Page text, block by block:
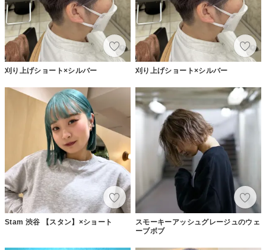
刈り上げショート×シルバー 刈り上げショート×シルバー
Stam 渋谷 【スタン】×ショート
スモーキーアッシュグレージュのウェ
ーブボブ